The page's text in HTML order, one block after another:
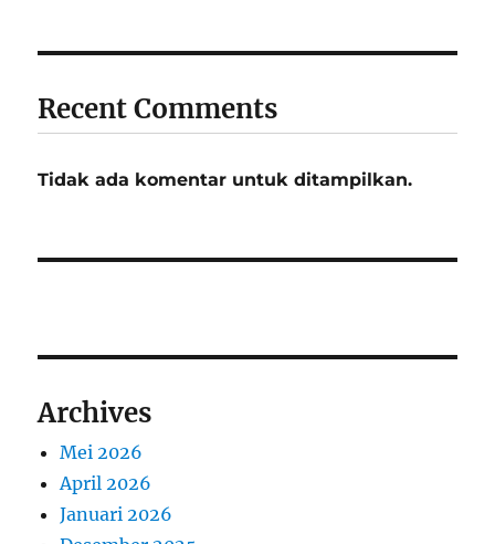
Recent Comments
Tidak ada komentar untuk ditampilkan.
Archives
Mei 2026
April 2026
Januari 2026